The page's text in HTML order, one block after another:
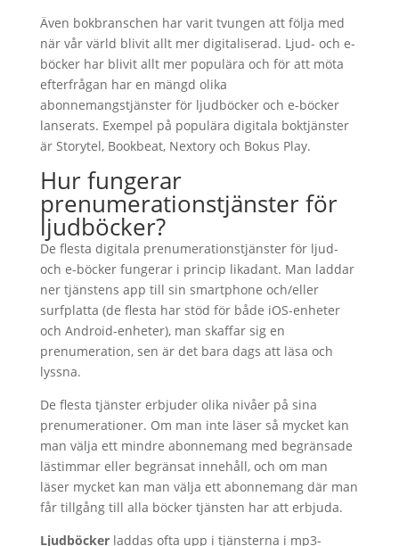
Även bokbranschen har varit tvungen att följa med
när vår värld blivit allt mer digitaliserad. Ljud- och e-
böcker har blivit allt mer populära och för att möta
efterfrågan har en mängd olika
abonnemangstjänster för ljudböcker och e-böcker
lanserats. Exempel på populära digitala boktjänster
är Storytel, Bookbeat, Nextory och Bokus Play.
Hur fungerar
prenumerationstjänster för
ljudböcker?
De flesta digitala prenumerationstjänster för ljud-
och e-böcker fungerar i princip likadant. Man laddar
ner tjänstens app till sin smartphone och/eller
surfplatta (de flesta har stöd för både iOS-enheter
och Android-enheter), man skaffar sig en
prenumeration, sen är det bara dags att läsa och
lyssna.
De flesta tjänster erbjuder olika nivåer på sina
prenumerationer. Om man inte läser så mycket kan
man välja ett mindre abonnemang med begränsade
lästimmar eller begränsat innehåll, och om man
läser mycket kan man välja ett abonnemang där man
får tillgång till alla böcker tjänsten har att erbjuda.
Ljudböckerladdas ofta upp i tjänsterna i mp3-